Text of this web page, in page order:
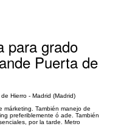
para grado
Puerta de
Hierro - Madrid (Madrid)
márketing. También manejo de
preferiblemente ó ade. También
por la tarde. Metro